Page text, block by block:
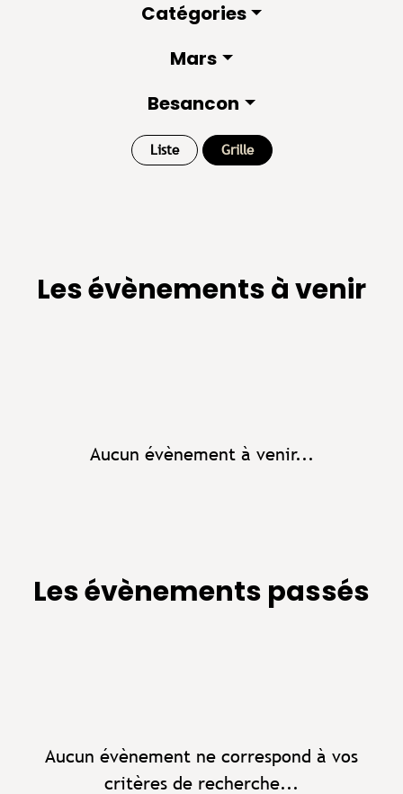
Catégories
Mars
Besancon
Liste Grille
Les évènements à venir
Aucun évènement à venir...
Les évènements passés
Aucun évènement ne correspond à vos
critères de recherche...